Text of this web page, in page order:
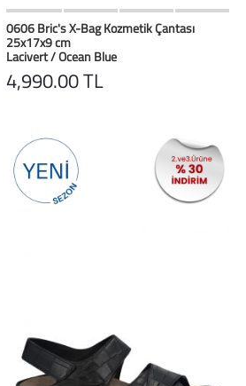
HIZLI BAK Favorilerim
0606 Bric's X-Bag Kozmetik Çantası
25x17x9 cm
Lacivert / Ocean Blue
4,990.00 TL